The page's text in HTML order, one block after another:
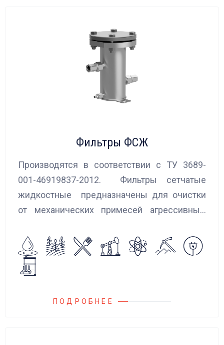
Фильтры ФСЖ
Производятся в соответствии с ТУ 3689-
001-46919837-2012. Фильтры сетчатые
жидкостные предназначены для очистки
от механических примесей агрессивных,
и суспензий. Фильтры устанавливаются
на всасывающих линиях дозировочных
насосных агрегатов и установок.
ПОДРОБНЕЕ